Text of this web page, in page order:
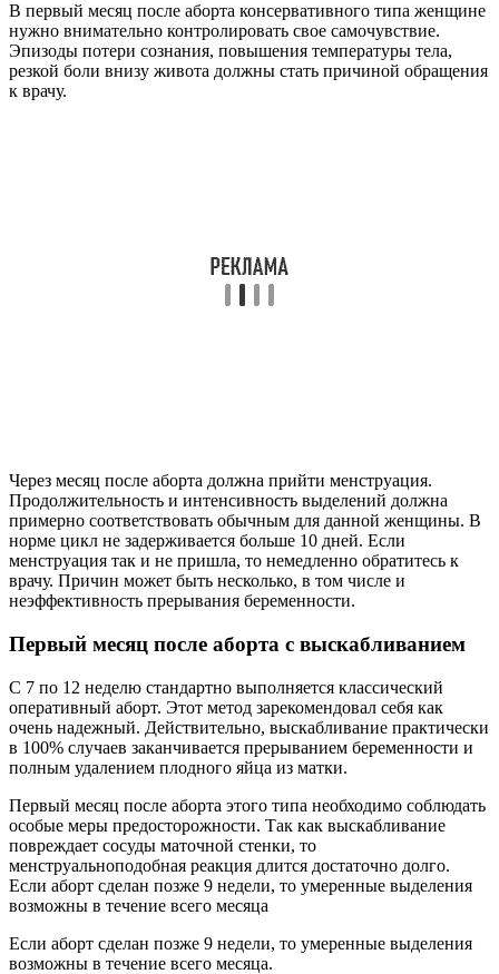
В первый месяц после аборта консервативного типа женщине
нужно внимательно контролировать свое самочувствие.
Эпизоды потери сознания, повышения температуры тела,
резкой боли внизу живота должны стать причиной обращения
к врачу.
Через месяц после аборта должна прийти менструация.
Продолжительность и интенсивность выделений должна
примерно соответствовать обычным для данной женщины. В
норме цикл не задерживается больше 10 дней. Если
менструация так и не пришла, то немедленно обратитесь к
врачу. Причин может быть несколько, в том числе и
неэффективность прерывания беременности.
Первый месяц после аборта с выскабливанием
С 7 по 12 неделю стандартно выполняется классический
оперативный аборт. Этот метод зарекомендовал себя как
очень надежный. Действительно, выскабливание практически
в 100% случаев заканчивается прерыванием беременности и
полным удалением плодного яйца из матки.
Первый месяц после аборта этого типа необходимо соблюдать
особые меры предосторожности. Так как выскабливание
повреждает сосуды маточной стенки, то
менструальноподобная реакция длится достаточно долго.
Если аборт сделан позже 9 недели, то умеренные выделения
возможны в течение всего месяца
Если аборт сделан позже 9 недели, то умеренные выделения
возможны в течение всего месяца.